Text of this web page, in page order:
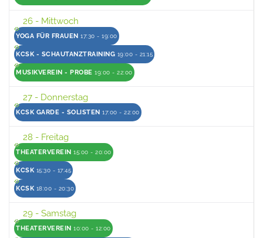
26 - Mittwoch
YOGA FÜR FRAUEN 17:30 - 19:00
KCSK - SCHAUTANZTRAINING 19:00 - 21:15
MUSIKVEREIN - PROBE 19:00 - 22:00
27 - Donnerstag
KCSK GARDE - SOLISTEN 17:00 - 22:00
28 - Freitag
THEATERVEREIN 15:00 - 20:00
KCSK 15:30 - 17:45
KCSK 18:00 - 20:30
29 - Samstag
THEATERVEREIN 10:00 - 12:00